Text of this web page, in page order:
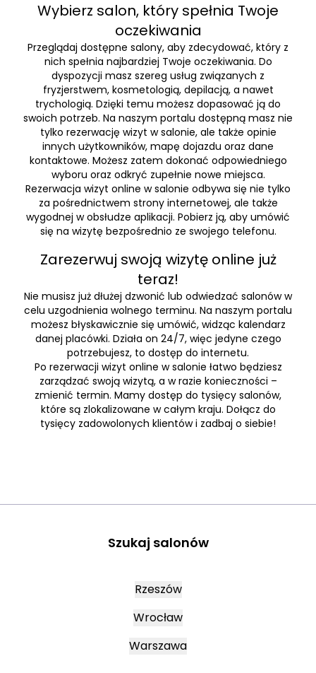
Wybierz salon, który spełnia Twoje
oczekiwania
Przeglądaj dostępne salony, aby zdecydować, który z
nich spełnia najbardziej Twoje oczekiwania. Do
dyspozycji masz szereg usług związanych z
fryzjerstwem, kosmetologią, depilacją, a nawet
trychologią. Dzięki temu możesz dopasować ją do
swoich potrzeb. Na naszym portalu dostępną masz nie
tylko rezerwację wizyt w salonie, ale także opinie
innych użytkowników, mapę dojazdu oraz dane
kontaktowe. Możesz zatem dokonać odpowiedniego
wyboru oraz odkryć zupełnie nowe miejsca.
Rezerwacja wizyt online w salonie odbywa się nie tylko
za pośrednictwem strony internetowej, ale także
wygodnej w obsłudze aplikacji. Pobierz ją, aby umówić
się na wizytę bezpośrednio ze swojego telefonu.
Zarezerwuj swoją wizytę online już
teraz!
Nie musisz już dłużej dzwonić lub odwiedzać salonów w
celu uzgodnienia wolnego terminu. Na naszym portalu
możesz błyskawicznie się umówić, widząc kalendarz
danej placówki. Działa on 24/7, więc jedyne czego
potrzebujesz, to dostęp do internetu.
Po rezerwacji wizyt online w salonie łatwo będziesz
zarządzać swoją wizytą, a w razie konieczności –
zmienić termin. Mamy dostęp do tysięcy salonów,
które są zlokalizowane w całym kraju. Dołącz do
tysięcy zadowolonych klientów i zadbaj o siebie!
Szukaj salonów
Rzeszów
Wrocław
Warszawa